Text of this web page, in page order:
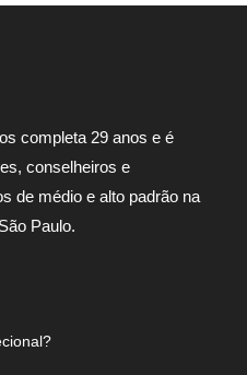
completa 29 anos e é
conselheiros e
de médio e alto padrão na
Paulo.